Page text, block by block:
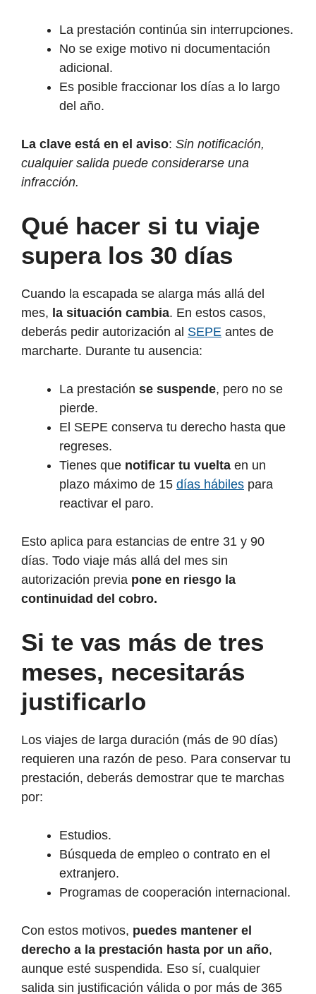
La prestación continúa sin interrupciones.
No se exige motivo ni documentación
adicional.
Es posible fraccionar los días a lo largo
del año.
La clave está en el aviso: Sin notificación,
cualquier salida puede considerarse una
infracción.
Qué hacer si tu viaje
supera los 30 días
Cuando la escapada se alarga más allá del
mes, la situación cambia. En estos casos,
deberás pedir autorización al SEPE antes de
marcharte. Durante tu ausencia:
La prestación se suspende, pero no se
pierde.
El SEPE conserva tu derecho hasta que
regreses.
Tienes que notificar tu vuelta en un
plazo máximo de 15 días hábiles para
reactivar el paro.
Esto aplica para estancias de entre 31 y 90
días. Todo viaje más allá del mes sin
autorización previa pone en riesgo la
continuidad del cobro.
Si te vas más de tres
meses, necesitarás
justificarlo
Los viajes de larga duración (más de 90 días)
requieren una razón de peso. Para conservar tu
prestación, deberás demostrar que te marchas
por:
Estudios.
Búsqueda de empleo o contrato en el
extranjero.
Programas de cooperación internacional.
Con estos motivos, puedes mantener el
derecho a la prestación hasta por un año,
aunque esté suspendida. Eso sí, cualquier
salida sin justificación válida o por más de 365